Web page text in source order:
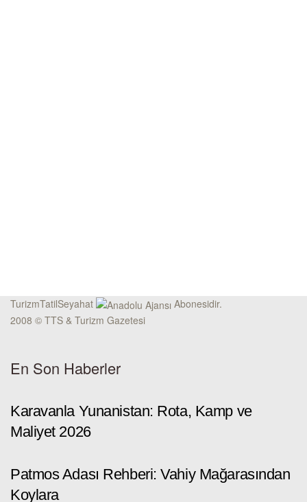
TurizmTatilSeyahat
Abonesidir.
2008 © TTS & Turizm Gazetesi
En Son Haberler
Karavanla Yunanistan: Rota, Kamp ve
Maliyet 2026
Patmos Adası Rehberi: Vahiy Mağarasından
Koylara